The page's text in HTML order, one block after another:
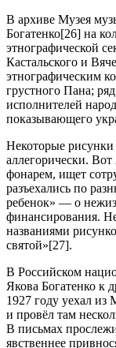
В архиве Музея
Богатенко[26] на
этнографической
Кастальского и
этнографическим
грустного Пана;
исполнителей
показывающего
Некоторые
аллегорически.
фонарем, ищет
разъехались по
ребенок» — о
финансирования.
названиями
святой»[27].
В Российском
Якова Богатенко к
1927 году уехал
и провёл там
В письмах
явственнее